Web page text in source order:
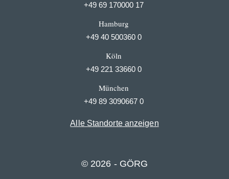
+49 69 170000 17
Hamburg
+49 40 500360 0
Köln
+49 221 33660 0
München
+49 89 3090667 0
Alle Standorte anzeigen
© 2026 - GÖRG